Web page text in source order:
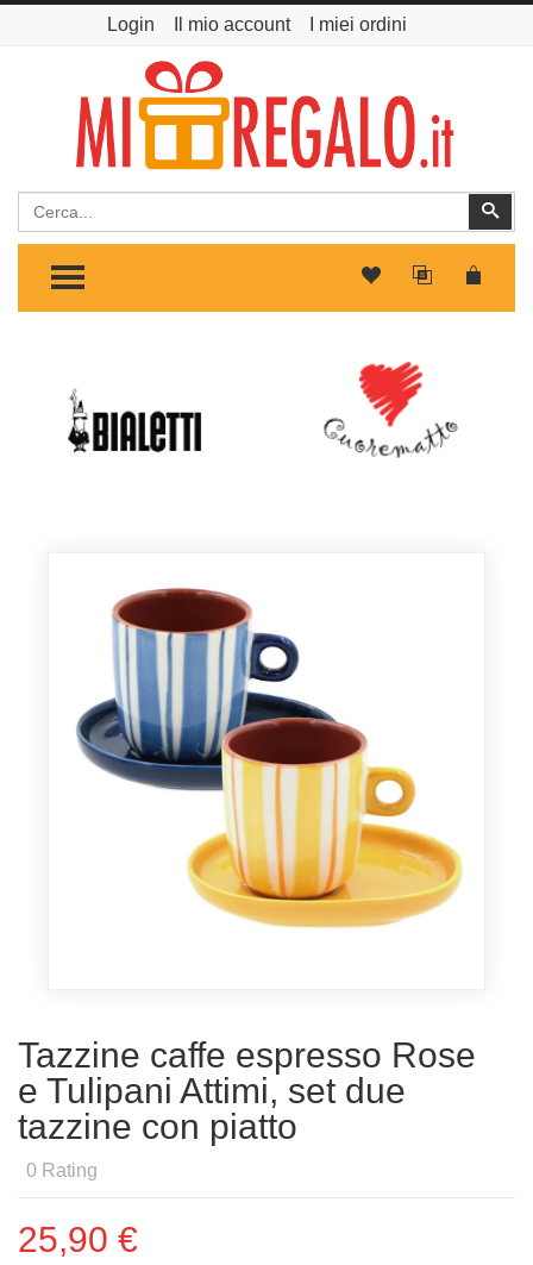
Login Il mio account I miei ordini
Cerca
TOGGLE MENU
Tazzine caffe espresso Rose
e Tulipani Attimi, set due
tazzine con piatto
0 Rating
25,90 €